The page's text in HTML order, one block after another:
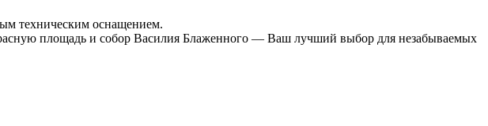
техническим оснащением.
площадь и собор Василия Блаженного — Ваш лучший выбор для незабываемых